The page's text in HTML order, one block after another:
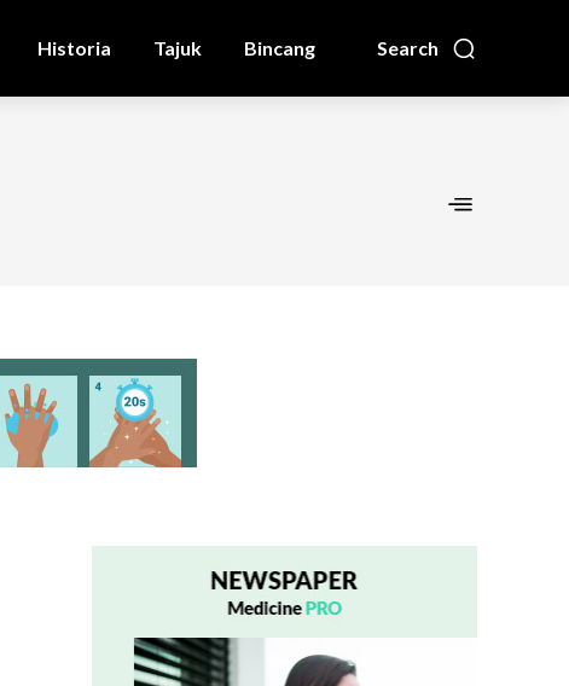
Search
Historia Tajuk Bincang